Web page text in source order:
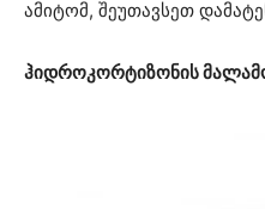
ამიტომ, შეუთავსეთ
ჰიდროკორტიზონის